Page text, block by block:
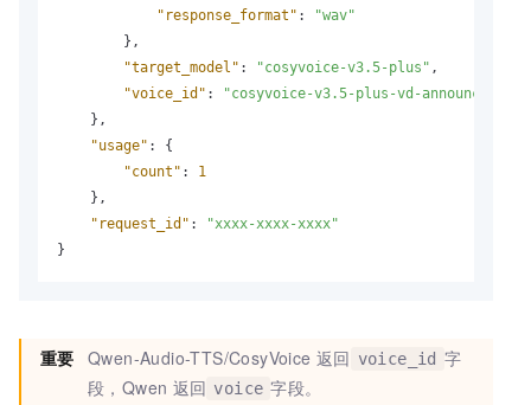
"response_format" :
"wav"
} ,
"target_model" : "cosyvoice-v3.5-plus" ,
"voice_id" :
"cosyvoice-v3.5-plus-vd-announcer-
} ,
"usage" :
{
"count" :
1
} ,
"request_id" :
"xxxx-xxxx-xxxx"
}
重要 Qwen-Audio-TTS/CosyVoice 返回 voice_id 字
段，Qwen 返回 voice 字段。